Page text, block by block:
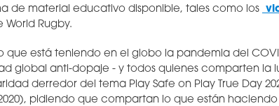
de material educativo disponible, tales como los
World Rugby.
que está teniendo en el globo la pandemia del
global anti-dopaje - y todos quienes comparten la
derredor del tema Play Safe on Play True Day
pidiendo que compartan lo que están